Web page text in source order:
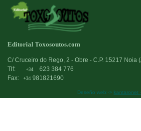
Editorial Toxosoutos.com
C/ Cruceiro do Rego, 2 - Obre - C.P. 15217 Noia
Tlf:
+34
623 384 776
Fax:
+34 981821690
Deseño web:-> kantaronet